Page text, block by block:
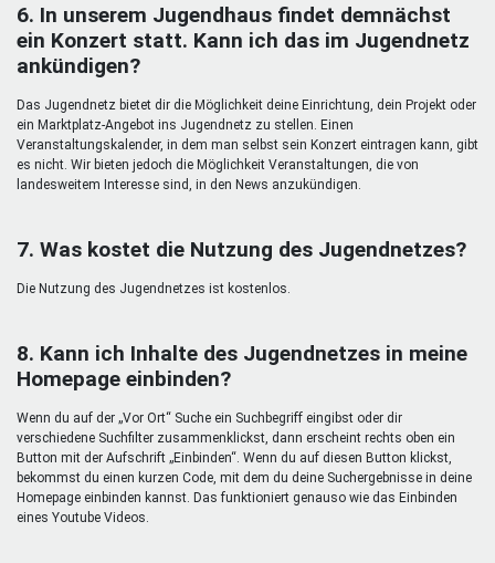
6. In unserem Jugendhaus findet demnächst
ein Konzert statt. Kann ich das im Jugendnetz
ankündigen?
Das Jugendnetz bietet dir die Möglichkeit deine Einrichtung, dein Projekt oder
ein Marktplatz-Angebot ins Jugendnetz zu stellen. Einen
Veranstaltungskalender, in dem man selbst sein Konzert eintragen kann, gibt
es nicht. Wir bieten jedoch die Möglichkeit Veranstaltungen, die von
landesweitem Interesse sind, in den News anzukündigen.
7. Was kostet die Nutzung des Jugendnetzes?
Die Nutzung des Jugendnetzes ist kostenlos.
8. Kann ich Inhalte des Jugendnetzes in meine
Homepage einbinden?
Wenn du auf der „Vor Ort“ Suche ein Suchbegriff eingibst oder dir
verschiedene Suchfilter zusammenklickst, dann erscheint rechts oben ein
Button mit der Aufschrift „Einbinden“. Wenn du auf diesen Button klickst,
bekommst du einen kurzen Code, mit dem du deine Suchergebnisse in deine
Homepage einbinden kannst. Das funktioniert genauso wie das Einbinden
eines Youtube Videos.